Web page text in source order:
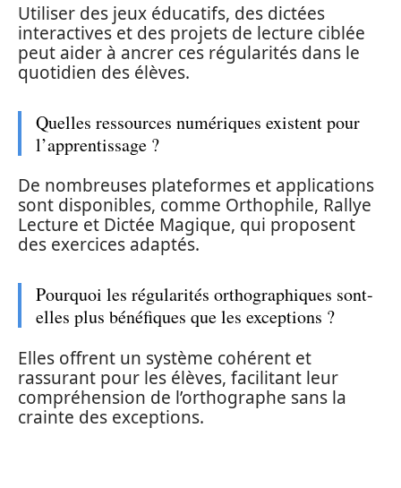
Utiliser des jeux éducatifs, des dictées
interactives et des projets de lecture ciblée
peut aider à ancrer ces régularités dans le
quotidien des élèves.
Quelles ressources numériques existent pour
l’apprentissage ?
De nombreuses plateformes et applications
sont disponibles, comme Orthophile, Rallye
Lecture et Dictée Magique, qui proposent
des exercices adaptés.
Pourquoi les régularités orthographiques sont-
elles plus bénéfiques que les exceptions ?
Elles offrent un système cohérent et
rassurant pour les élèves, facilitant leur
compréhension de l’orthographe sans la
crainte des exceptions.